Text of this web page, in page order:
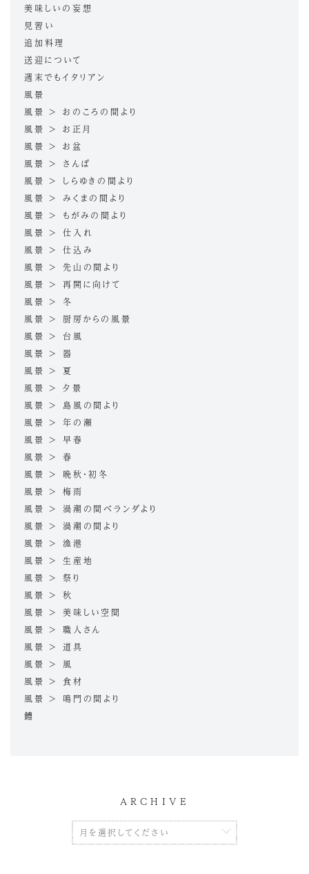
美味しいの妄想
見習い
追加料理
送迎について
週末でもイタリアン
風景
風景 > おのころの間より
風景 > お正月
風景 > お盆
風景 > さんぽ
風景 > しらゆきの間より
風景 > みくまの間より
風景 > もがみの間より
風景 > 仕入れ
風景 > 仕込み
風景 > 先山の間より
風景 > 再開に向けて
風景 > 冬
風景 > 厨房からの風景
風景 > 台風
風景 > 器
風景 > 夏
風景 > 夕景
風景 > 島風の間より
風景 > 年の瀬
風景 > 早春
風景 > 春
風景 > 晩秋・初冬
風景 > 梅雨
風景 > 渦潮の間ベランダより
風景 > 渦潮の間より
風景 > 漁港
風景 > 生産地
風景 > 祭り
風景 > 秋
風景 > 美味しい空間
風景 > 職人さん
風景 > 道具
風景 > 風
風景 > 食材
風景 > 鳴門の間より
鱧
ARCHIVE